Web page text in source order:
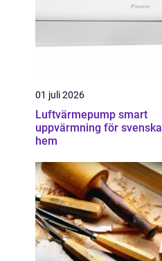
01 juli 2026
Luftvärmepump smart
uppvärmning för svenska
hem